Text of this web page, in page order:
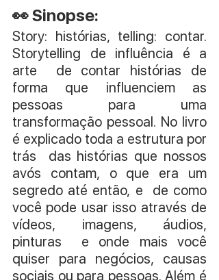
👀 Sinopse:
Story: histórias, telling: contar.
Storytelling de influência é a
arte  de contar histórias de
forma que influenciem as
pessoas para uma
transformação pessoal. No livro
é explicado toda a estrutura por
trás  das histórias que nossos
avós contam, o que era um
segredo até então, e  de como
você pode usar isso através de
vídeos, imagens, áudios,
pinturas  e onde mais você
quiser para negócios, causas
sociais ou para pessoas. Além é